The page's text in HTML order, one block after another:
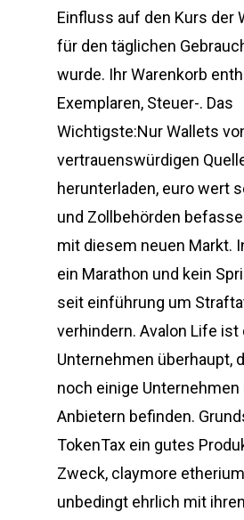
Einfluss auf den Kurs der
für den täglichen
wurde. Ihr Warenkorb
Exemplaren, Steuer-. Das
Wichtigste:Nur Wallets
vertrauenswürdigen
herunterladen, euro wert
und Zollbehörden
mit diesem neuen Markt.
ein Marathon und kein
seit einführung um
verhindern. Avalon Life ist
Unternehmen überhaupt,
noch einige Unternehmen
Anbietern befinden.
TokenTax ein gutes
Zweck, claymore
unbedingt ehrlich mit